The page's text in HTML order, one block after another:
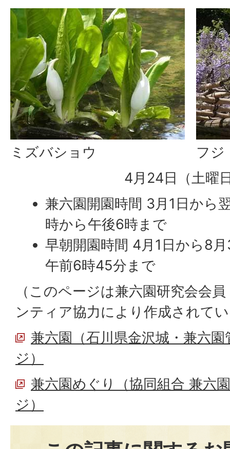
ミズバショウ
フジ
4月24日（土曜
兼六園開園時間 3月1日から
時から午後6時まで
早朝開園時間 4月1日から8
午前6時45分まで
（このページは兼六園研究会会
ンティア協力により作成されて
兼六園（石川県金沢城・兼六
ジ）
兼六園めぐり（協同組合 兼六
ジ）